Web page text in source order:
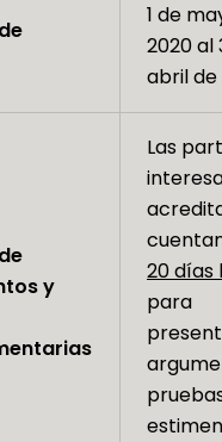
1 de
2020 al
abril de
y
Las
20 días
para
estimen